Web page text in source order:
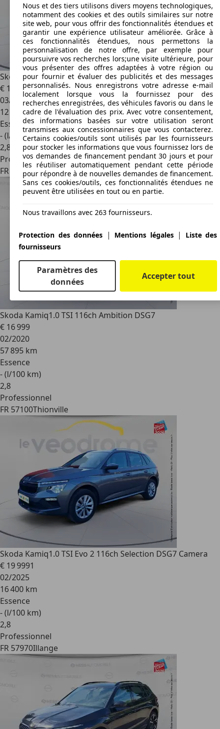
Skoda Kamiq1.0 TSI Evo 2 116ch Selection DSG7 Camera
€ 19 9991
03/2025
12 594 km
Essence
- (l/100 km)
2,8
Professionnel
FR 21000Dijon
Skoda Kamiq1.0 TSI 116ch Ambition DSG7
€ 16 999
02/2020
57 895 km
Essence
- (l/100 km)
2,8
Professionnel
FR 57100Thionville
Skoda Kamiq1.0 TSI Evo 2 116ch Selection DSG7 Camera
€ 19 9991
02/2025
16 400 km
Essence
- (l/100 km)
2,8
Professionnel
FR 57970Illange
Nous et des tiers utilisons divers moyens technologiques,
notamment des cookies et des outils similaires sur notre
site web, pour vous offrir des fonctionnalités étendues et
garantir une expérience utilisateur améliorée. Grâce à
ces fonctionnalités étendues, nous permettons la
personnalisation de notre offre, par exemple pour
poursuivre vos recherches lors;une visite ultérieure, pour
vous présenter des offres adaptées à votre région ou
pour fournir et évaluer des publicités et des messages
personnalisés. Nous enregistrons votre adresse e-mail
localement lorsque vous la fournissez pour des
recherches enregistrées, des véhicules favoris ou dans le
cadre de l'évaluation des prix. Avec votre consentement,
des informations basées sur votre utilisation seront
transmises aux concessionnaires que vous contacterez.
Certains cookies/outils sont utilisés par les fournisseurs
pour stocker les informations que vous fournissez lors de
vos demandes de financement pendant 30 jours et pour
les réutiliser automatiquement pendant cette période
pour répondre à de nouvelles demandes de financement.
Sans ces cookies/outils, ces fonctionnalités étendues ne
peuvent être utilisées en tout ou en partie.
Nous travaillons avec 263 fournisseurs.
Protection des données | Mentions légales|
Liste des
fournisseurs
Paramètres des
données
Accepter tout